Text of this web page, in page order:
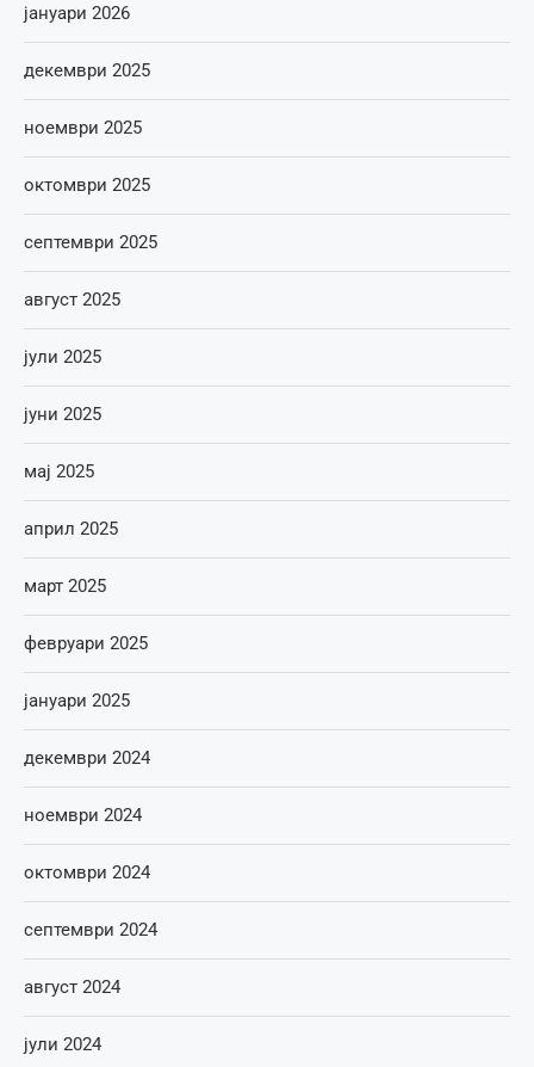
јануари 2026
декември 2025
ноември 2025
октомври 2025
септември 2025
август 2025
јули 2025
јуни 2025
мај 2025
април 2025
март 2025
февруари 2025
јануари 2025
декември 2024
ноември 2024
октомври 2024
септември 2024
август 2024
јули 2024